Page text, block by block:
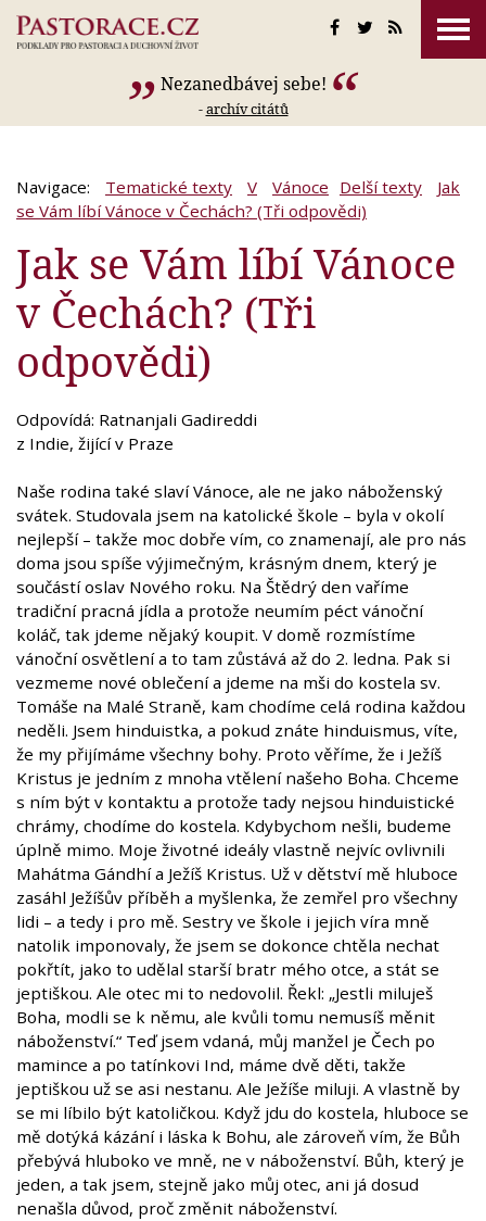
Nezanedbávej sebe!
-archív citátů
Navigace: Tematické texty V Vánoce Delší texty
Jak
se Vám líbí Vánoce v Čechách? (Tři odpovědi)
Jak se Vám líbí Vánoce
v Čechách? (Tři
odpovědi)
Odpovídá: Ratnanjali Gadireddi
z Indie, žijící v Praze
Naše rodina také slaví Vánoce, ale ne jako náboženský
svátek. Studovala jsem na katolické škole – byla v okolí
nejlepší – takže moc dobře vím, co znamenají, ale pro nás
doma jsou spíše výjimečným, krásným dnem, který je
součástí oslav Nového roku. Na Štědrý den vaříme
tradiční pracná jídla a protože neumím péct vánoční
koláč, tak jdeme nějaký koupit. V domě rozmístíme
vánoční osvětlení a to tam zůstává až do 2. ledna. Pak si
vezmeme nové oblečení a jdeme na mši do kostela sv.
Tomáše na Malé Straně, kam chodíme celá rodina každou
neděli. Jsem hinduistka, a pokud znáte hinduismus, víte,
že my přijímáme všechny bohy. Proto věříme, že i Ježíš
Kristus je jedním z mnoha vtělení našeho Boha. Chceme
s ním být v kontaktu a protože tady nejsou hinduistické
chrámy, chodíme do kostela. Kdybychom nešli, budeme
úplně mimo. Moje životné ideály vlastně nejvíc ovlivnili
Mahátma Gándhí a Ježíš Kristus. Už v dětství mě hluboce
zasáhl Ježíšův příběh a myšlenka, že zemřel pro všechny
lidi – a tedy i pro mě. Sestry ve škole i jejich víra mně
natolik imponovaly, že jsem se dokonce chtěla nechat
pokřtít, jako to udělal starší bratr mého otce, a stát se
jeptiškou. Ale otec mi to nedovolil. Řekl: „Jestli miluješ
Boha, modli se k němu, ale kvůli tomu nemusíš měnit
náboženství.“ Teď jsem vdaná, můj manžel je Čech po
mamince a po tatínkovi Ind, máme dvě děti, takže
jeptiškou už se asi nestanu. Ale Ježíše miluji. A vlastně by
se mi líbilo být katoličkou. Když jdu do kostela, hluboce se
mě dotýká kázání i láska k Bohu, ale zároveň vím, že Bůh
přebývá hluboko ve mně, ne v náboženství. Bůh, který je
jeden, a tak jsem, stejně jako můj otec, ani já dosud
nenašla důvod, proč změnit náboženství.